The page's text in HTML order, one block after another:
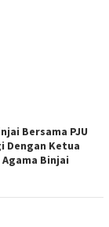
Bersama PJU
Dengan Ketua
Binjai